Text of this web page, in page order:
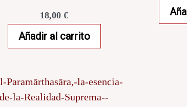
18,00 €
Añadir al carrito